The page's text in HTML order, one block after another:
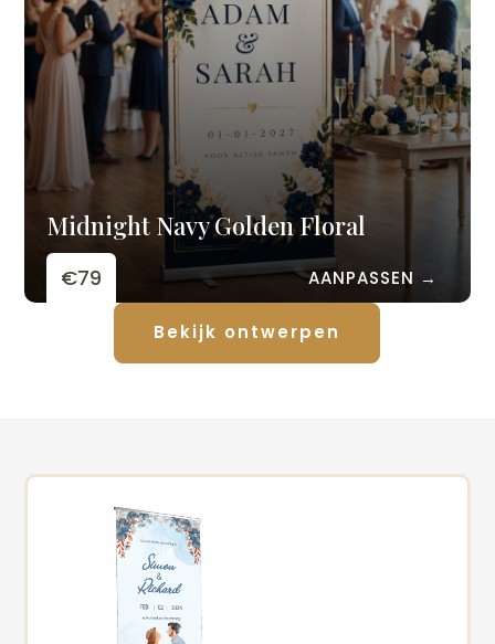
Midnight Navy Golden Floral
€79 AANPASSEN →
Bekijk ontwerpen